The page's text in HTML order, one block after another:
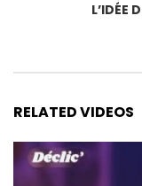
L’IDÉE
RELATED VIDEOS